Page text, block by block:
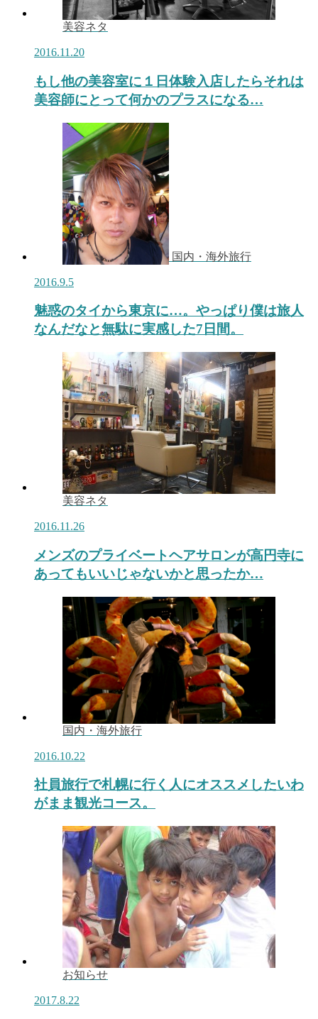
美容ネタ
2016.11.20
もし他の美容室に１日体験入店したらそれは
美容師にとって何かのプラスになる…
国内・海外旅行
2016.9.5
魅惑のタイから東京に…。やっぱり僕は旅人
なんだなと無駄に実感した7日間。
美容ネタ
2016.11.26
メンズのプライベートヘアサロンが高円寺に
あってもいいじゃないかと思ったか…
国内・海外旅行
2016.10.22
社員旅行で札幌に行く人にオススメしたいわ
がまま観光コース。
お知らせ
2017.8.22